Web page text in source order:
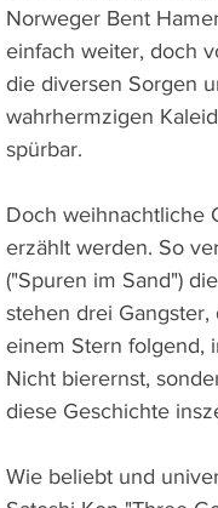
Norweger Bent
einfach weiter, doch
die diversen Sorgen
wahrhermzigen
spürbar.
Doch weihnachtliche
erzählt werden. So
("Spuren im Sand")
stehen drei
einem Stern folgend,
Nicht bierernst,
diese Geschichte
Wie beliebt und